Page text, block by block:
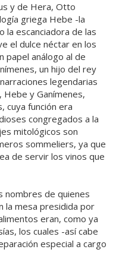
y de Hera, Otto
griega Hebe -la
la escanciadora de las
el dulce néctar en los
papel análogo al de
un hijo del rey
legendarias
Hebe y Ganímenes,
cuya función era
congregados a la
mitológicos son
sommeliers, ya que
de servir los vinos que
nombres de quienes
la mesa presidida por
eran, como ya
los cuales -así cabe
especial a cargo